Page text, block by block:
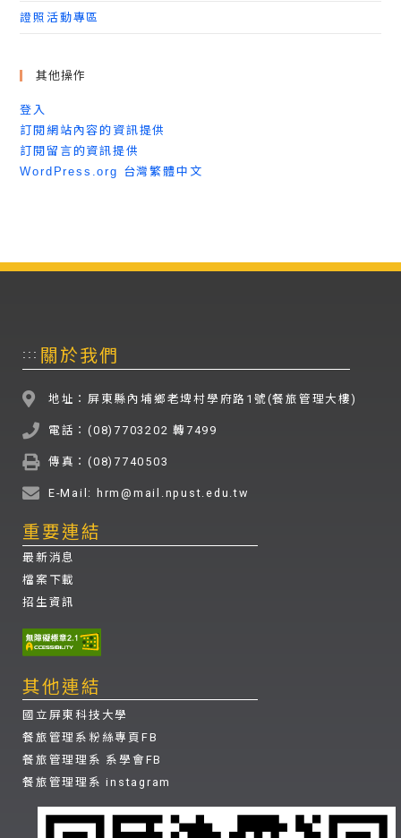
證照活動專區
其他操作
登入
訂閱網站內容的資訊提供
訂閱留言的資訊提供
WordPress.org 台灣繁體中文
::: 關於我們
地址：屏東縣內埔鄉老埤村學府路1號(餐旅管理大樓)
電話：(08)7703202 轉7499
傳真：(08)7740503
E-Mail: hrm@mail.npust.edu.tw
重要連結
最新消息
檔案下載
招生資訊
其他連結
國立屏東科技大學
餐旅管理系粉絲專頁FB
餐旅管理理系 系學會FB
餐旅管理理系 instagram